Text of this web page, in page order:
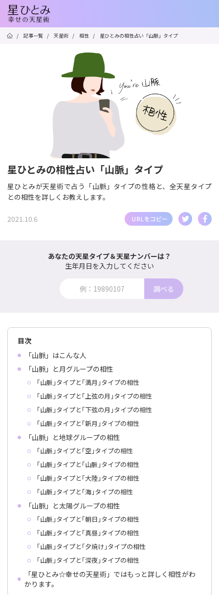
/ 記事一覧 / 天星術 / 相性 / 星ひとみの相性占い「山脈」タイプ
星ひとみの相性占い「山脈」タイプ
星ひとみが天星術で占う「山脈」タイプの性格と、全天星タイプ
との相性を詳しくお教えします。
2021.10.6
あなたの天星タイプ＆天星ナンバーは？
生年月日を入力してください
調べる
目次
「山脈」はこんな人
「山脈」と月グループの相性
｢山脈｣タイプと｢満月｣タイプの相性
｢山脈｣タイプと｢上弦の月｣タイプの相性
｢山脈｣タイプと｢下弦の月｣タイプの相性
｢山脈｣タイプと｢新月｣タイプの相性
「山脈」と地球グループの相性
｢山脈｣タイプと｢空｣タイプの相性
｢山脈｣タイプと｢山脈｣タイプの相性
｢山脈｣タイプと｢大陸｣タイプの相性
｢山脈｣タイプと｢海｣タイプの相性
「山脈」と太陽グループの相性
｢山脈｣タイプと｢朝日｣タイプの相性
｢山脈｣タイプと｢真昼｣タイプの相性
｢山脈｣タイプと｢夕焼け｣タイプの相性
｢山脈｣タイプと｢深夜｣タイプの相性
「星ひとみ☆幸せの天星術」ではもっと詳しく相性がわ
かります。